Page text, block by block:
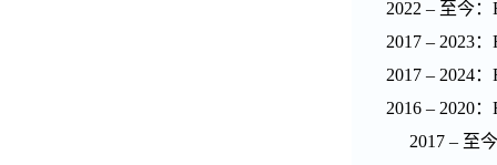
2022 – 至今：
2017 – 2023：
2017 – 2024：
2016 – 2020：
2017 – 至